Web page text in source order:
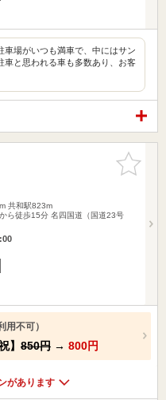
車場がいつも満車で、中にはサン
車と思われる車も多数あり、お客
お気に入
りに追加
共和駅823m
ら徒歩15分 名四国道（国道23号
不可）
】 850円 → 800円
があります